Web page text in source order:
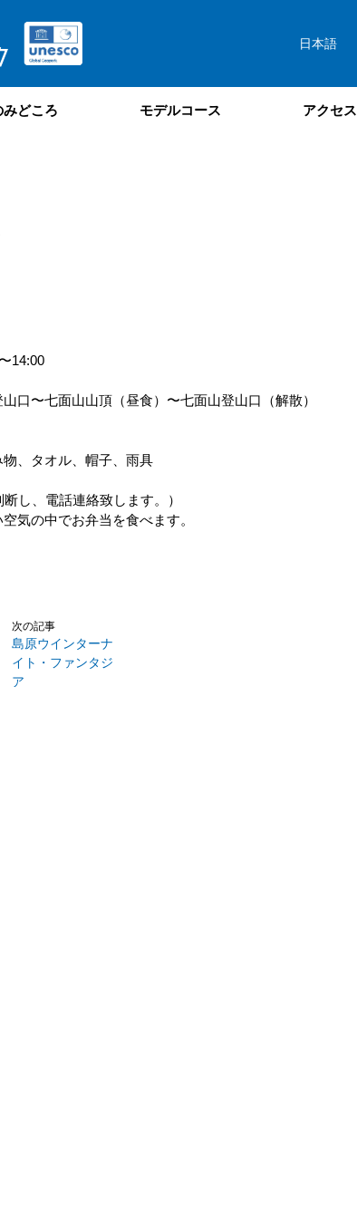
日本語
どころ モデルコース アクセス
14:00
口〜七面山山頂（昼食）〜七面山登山口（解散）
、タオル、帽子、雨具
し、電話連絡致します。）
気の中でお弁当を食べます。
次の記事
島原ウインターナ
イト・ファンタジ
ア